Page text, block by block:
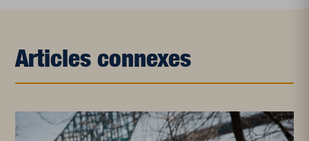
Articles connexes